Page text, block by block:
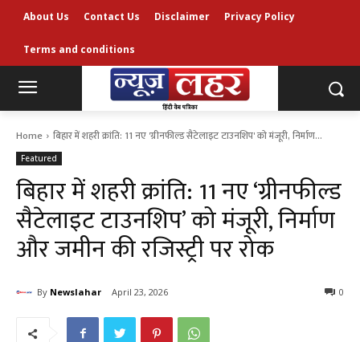
About Us Contact Us Disclaimer Privacy Policy
Terms and conditions
Home बिहार में शहरी क्रांति: 11 नए 'ग्रीनफील्ड सैटेलाइट टाउनशिप' को मंजूरी, निर्माण...
Featured
बिहार में शहरी क्रांति: 11 नए ‘ग्रीनफील्ड
सैटेलाइट टाउनशिप’ को मंजूरी, निर्माण
और जमीन की रजिस्ट्री पर रोक
By Newslahar April 23, 2026 0